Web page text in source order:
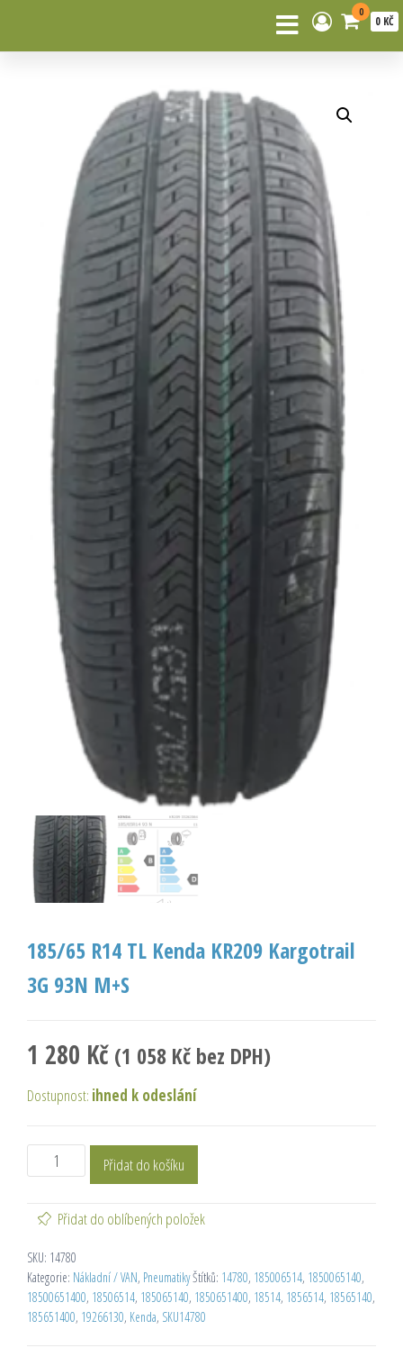
0
0 KČ
185/65 R14 TL Kenda KR209 Kargotrail
3G 93N M+S
1 280 Kč (1 058 Kč bez DPH)
Dostupnost: ihned k odeslání
Přidat do košíku
Přidat do oblíbených položek
SKU: 14780
Kategorie: Nákladní / VAN, PneumatikyŠtítků: 14780, 185006514, 1850065140,
18500651400, 18506514, 185065140, 1850651400, 18514, 1856514, 18565140,
185651400, 19266130, Kenda, SKU14780